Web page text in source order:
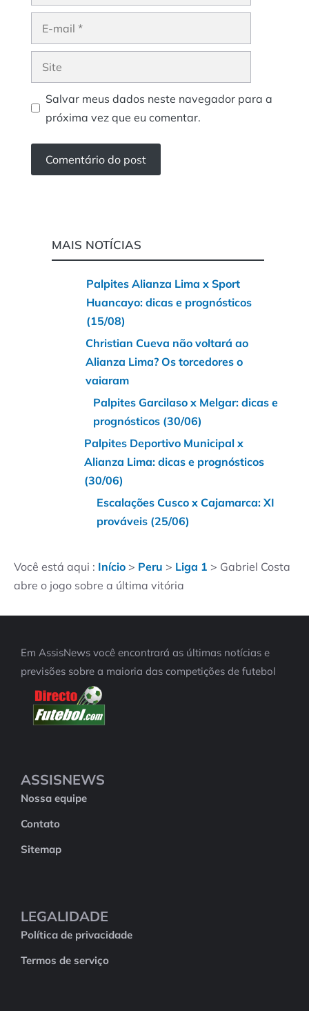
Salvar meus dados neste navegador para a
próxima vez que eu comentar.
MAIS NOTÍCIAS
Palpites Alianza Lima x Sport
Huancayo: dicas e prognósticos
(15/08)
Christian Cueva não voltará ao
Alianza Lima? Os torcedores o
vaiaram
Palpites Garcilaso x Melgar: dicas e
prognósticos (30/06)
Palpites Deportivo Municipal x
Alianza Lima: dicas e prognósticos
(30/06)
Escalações Cusco x Cajamarca: XI
prováveis (25/06)
Você está aqui : Início > Peru > Liga 1 > Gabriel Costa
abre o jogo sobre a última vitória
Em AssisNews você encontrará as últimas notícias e
previsões sobre a maioria das competições de futebol
ASSISNEWS
Nossa equipe
Contato
Sitemap
LEGALIDADE
Política de privacidade
Termos de serviço